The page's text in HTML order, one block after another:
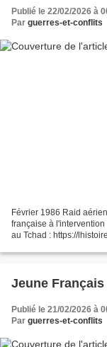
Publié le 22/02/2026 à
Par guerres-et-conflits
Février 1986 Raid
française à
au Tchad : https://
Jeune
Publié le 21/02/2026 à
Par guerres-et-conflits